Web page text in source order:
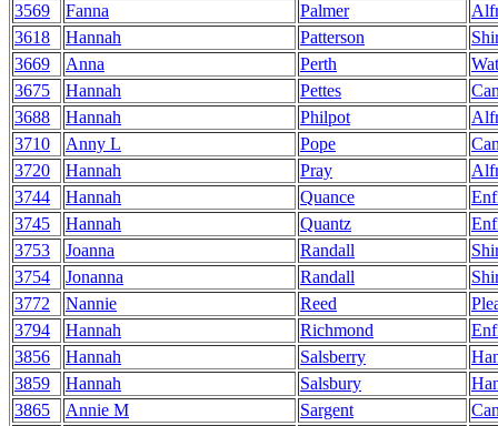
3569
Fanna Palmer
3618
Hannah Patterson
3669
Anna Perth
3675
Hannah Pettes
3688
Hannah Philpot
3710
Anny L Pope
3720
Hannah Pray
3744
Hannah Quance
3745
Hannah Quantz
3753
Joanna Randall
3754
Jonanna Randall
3772
Nannie Reed
3794
Hannah Richmond
3856
Hannah Salsberry
3859
Hannah Salsbury
3865
Annie M Sargent